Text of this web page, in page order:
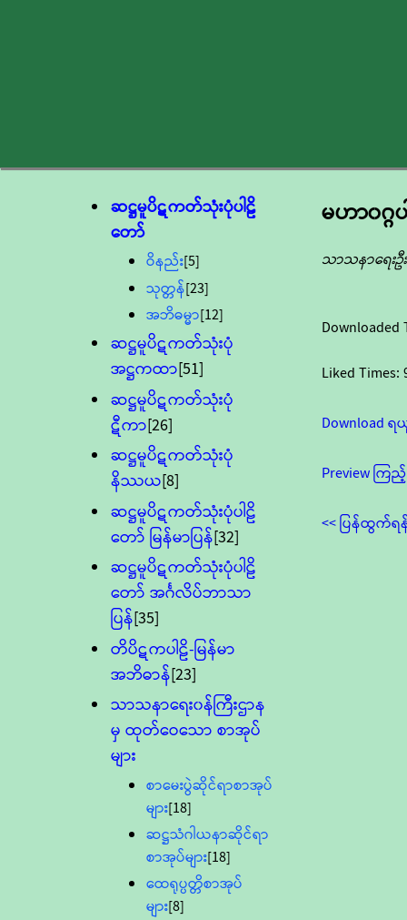
ဆဋ္ဌမူပိဋကတ်သုံးပုံပါဠိ
တော်
ဝိနည်း[5]
သုတ္တန်[23]
အဘိဓမ္မာ[12]
ဆဋ္ဌမူပိဋကတ်သုံးပုံ
အဋ္ဌကထာ[51]
ဆဋ္ဌမူပိဋကတ်သုံးပုံ
ဋီကာ[26]
ဆဋ္ဌမူပိဋကတ်သုံးပုံ
နိဿယ[8]
ဆဋ္ဌမူပိဋကတ်သုံးပုံပါဠိ
တော် မြန်မာပြန်[32]
ဆဋ္ဌမူပိဋကတ်သုံးပုံပါဠိ
တော် အင်္ဂလိပ်ဘာသာ
ပြန်[35]
တိပိဋကပါဠိ-မြန်မာ
အဘိဓာန်[23]
သာသနာရေး၀န်ကြီးဌာန
မှ ထုတ်ဝေသော စာအုပ်
များ
စာမေးပွဲဆိုင်ရာစာအုပ်
များ[18]
ဆဋ္ဌသံဂါယနာဆိုင်ရာ
စာအုပ်များ[18]
ထေရုပ္ပတ္တိစာအုပ်
များ[8]
မဟာ၀ဂ္
သာသနာရေးဦ
Downloaded
Liked Times:
Download
Preview ကြ
<< ပြန်ထွက်ရ